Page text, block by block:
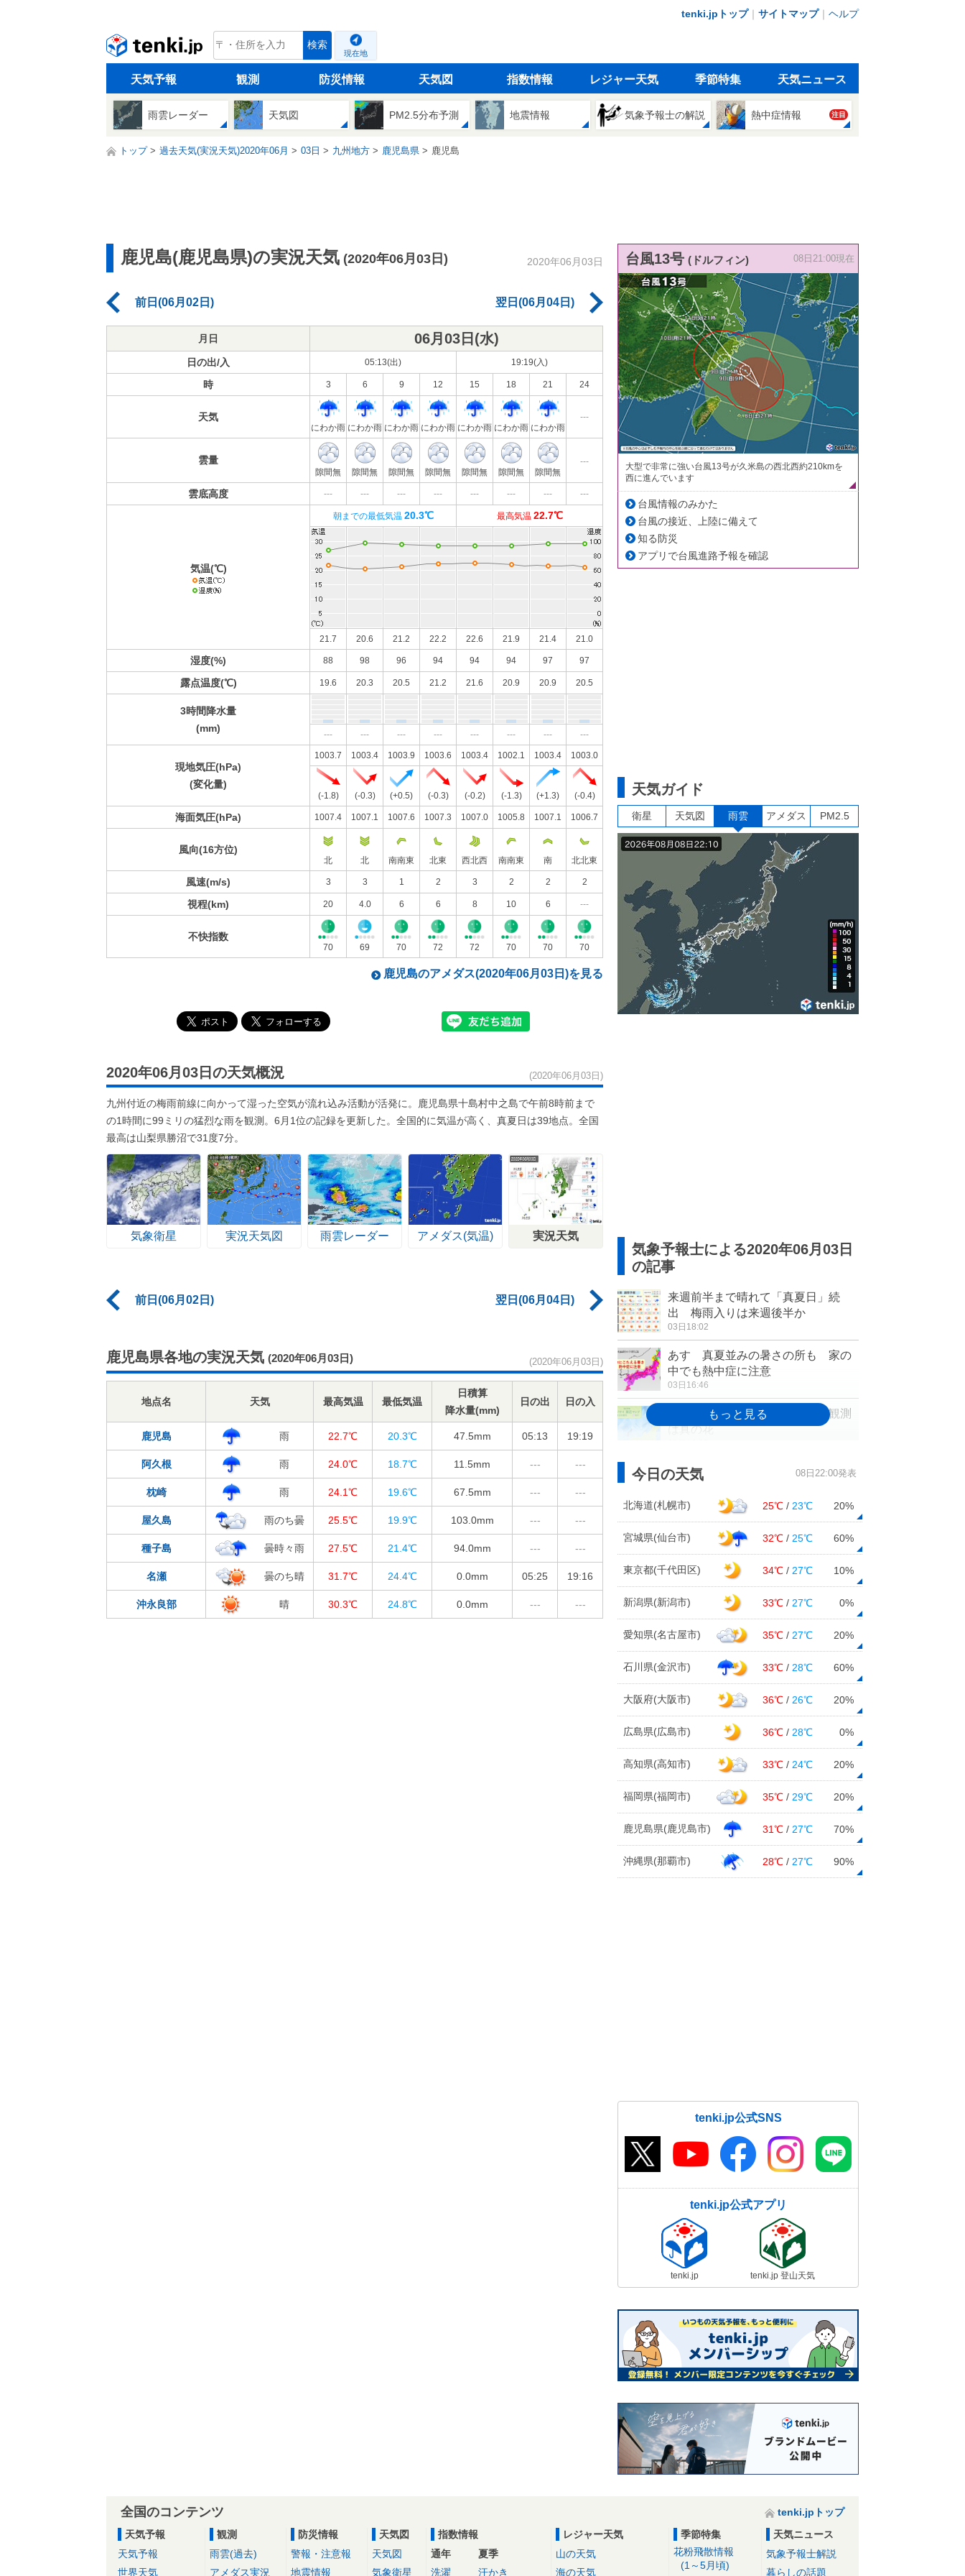
tenki.jpトップ｜ サイトマップ｜ ヘルプ
tenki.jp 検索
現在地
天気予報 観測 防災情報 天気図 指数情報 レジャー天気 季節特集 天気ニュース
雨雲レーダー 天気図 PM2.5分布予測 地震情報 気象予報士の解説 熱中症情報 注目
トップ 過去天気(実況天気)2020年06月 03日 九州地方 鹿児島県 鹿児島
鹿児島(鹿児島県)の実況天気 (2020年06月03日) 2020年06月03日
前日(06月02日) 翌日(06月04日)
月日 06月03日(水)
日の出/入 05:13(出) 19:19(入)
時 3 6 9 12 15 18 21 24
天気
にわか雨 にわか雨 にわか雨 にわか雨 にわか雨 にわか雨 にわか雨
---
雲量
隙間無 隙間無 隙間無 隙間無 隙間無 隙間無 隙間無
---
雲底高度 --- --- --- --- --- --- --- ---
気温(℃)
朝までの最低気温 20.3℃ 最高気温 22.7℃
21.7 20.6 21.2 22.2 22.6 21.9 21.4 21.0
湿度(%) 88 98 96 94 94 94 97 97
露点温度(℃) 19.6 20.3 20.5 21.2 21.6 20.9 20.9 20.5
3時間降水量
(mm)
--- --- --- --- --- --- --- ---
現地気圧(hPa)
(変化量)
1003.7 1003.4 1003.9 1003.6 1003.4 1002.1 1003.4 1003.0
(-1.8) (-0.3) (+0.5) (-0.3) (-0.2) (-1.3) (+1.3) (-0.4)
海面気圧(hPa) 1007.4 1007.1 1007.6 1007.3 1007.0 1005.8 1007.1 1006.7
風向(16方位)
北 北 南南東 北東 西北西 南南東 南 北北東
風速(m/s) 3 3 1 2 3 2 2 2
視程(km) 20 4.0 6 6 8 10 6 ---
不快指数
70 69 70 72 72 70 70 70
鹿児島のアメダス(2020年06月03日)を見る
2020年06月03日の天気概況 (2020年06月03日)
九州付近の梅雨前線に向かって湿った空気が流れ込み活動が活発に。鹿児島県十島村中之島で午前8時前まで
の1時間に99ミリの猛烈な雨を観測。6月1位の記録を更新した。全国的に気温が高く、真夏日は39地点。全国
最高は山梨県勝沼で31度7分。
気象衛星 実況天気図 雨雲レーダー アメダス(気温) 実況天気
前日(06月02日) 翌日(06月04日)
鹿児島県各地の実況天気 (2020年06月03日) (2020年06月03日)
地点名 天気 最高気温 最低気温
日積算
降水量(mm)
日の出 日の入
鹿児島 雨 22.7℃ 20.3℃ 47.5mm 05:13 19:19
阿久根 雨 24.0℃ 18.7℃ 11.5mm --- ---
枕崎 雨 24.1℃ 19.6℃ 67.5mm --- ---
屋久島 雨のち曇 25.5℃ 19.9℃ 103.0mm --- ---
種子島 曇時々雨 27.5℃ 21.4℃ 94.0mm --- ---
名瀬 曇のち晴 31.7℃ 24.4℃ 0.0mm 05:25 19:16
沖永良部 晴 30.3℃ 24.8℃ 0.0mm --- ---
台風13号 (ドルフィン) 08日21:00現在
大型で非常に強い台風13号が久米島の西北西約210kmを
西に進んでいます
台風情報のみかた
台風の接近、上陸に備えて
知る防災
アプリで台風進路予報を確認
天気ガイド
衛星 天気図 雨雲 アメダス PM2.5
気象予報士による2020年06月03日
の記事
来週前半まで晴れて「真夏日」続
出 梅雨入りは来週後半か
03日18:02
あす 真夏並みの暑さの所も 家の
中でも熱中症に注意
03日16:46
和歌山や奈良でアジサイ開花 観測
は真の花
中国地方 午後もくもり空、あすから
03日13:09
週間 晴れて暑さが続く 室内でも
熱中症対策を
東京都心に「波状雲」 関東では午
後はにわか雨に注意
03日12:46
鹿児島県十島村中之島で猛烈な雨 3
時間で180ミリ超
03日11:47
九州南部を中心に大雨のおそれ
03日11:24
3日 お帰り時間の傘予報 奄美や九
州南部は局地的に激しい雨
03日09:59
3日 九州南部大雨のおそれ 暑さ続
く 関東周辺 急な強雨、落雷も
今日の天気 08日22:00発表
北海道(札幌市) 25℃ / 23℃ 20%
宮城県(仙台市) 32℃ / 25℃ 60%
東京都(千代田区) 34℃ / 27℃ 10%
新潟県(新潟市) 33℃ / 27℃ 0%
愛知県(名古屋市) 35℃ / 27℃ 20%
石川県(金沢市) 33℃ / 28℃ 60%
大阪府(大阪市) 36℃ / 26℃ 20%
広島県(広島市) 36℃ / 28℃ 0%
高知県(高知市) 33℃ / 24℃ 20%
福岡県(福岡市) 35℃ / 29℃ 20%
鹿児島県(鹿児島市) 31℃ / 27℃ 70%
沖縄県(那覇市) 28℃ / 27℃ 90%
tenki.jp公式SNS
tenki.jp公式アプリ
tenki.jp tenki.jp 登山天気
全国のコンテンツ
tenki.jpトップ
天気予報
天気予報
世界天気
観測
雨雲(過去)
アメダス実況
防災情報
警報・注意報
地震情報
天気図
天気図
気象衛星
指数情報
通年
洗濯
夏季
汗かき
レジャー天気
山の天気
海の天気
季節特集
花粉飛散情報
(1～5月頃)
天気ニュース
気象予報士解説
暮らしの話題